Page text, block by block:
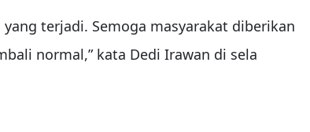
terjadi. Semoga masyarakat diberikan
normal,” kata Dedi Irawan di sela